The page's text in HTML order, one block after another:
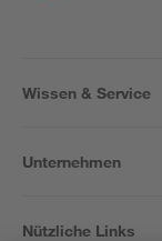
Wissen & Service
Unternehmen
Nützliche Links